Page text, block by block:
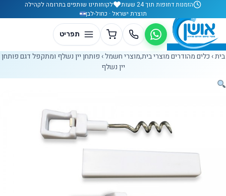
דלג לתוכןהזמנות דחופות תוך 24 שעות
לקוחותינו שותפים בתרומה לקהילה
תוצרת ישראל · כחול-לבן
בית› כלים מהודרים מוצרי בית,מוצרי חשמל› פותחן יין נשלף ומתקפל דגם פותחן
יין נשלף